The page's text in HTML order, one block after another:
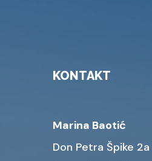
KONTAKT
Marina Baotić
Don Petra Špike 2a